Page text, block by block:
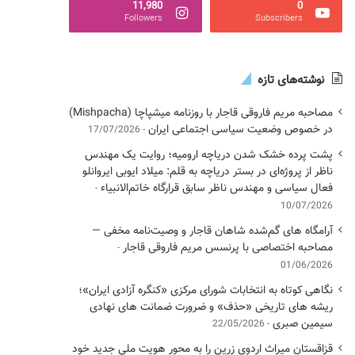
0
Subscribers
11,980
Followers
نوشته‌های تازه
مصاحبه مریم فاروقی قاجار با روزنامه میشپاچا (Mishpacha)
در خصوص وضعیت سیاسی اجتماعی ایران 17/07/2026
پشت پرده خشک شدن دریاچه ارومیه؛ روایت یک مهندس
ناظر از پروژه‌ای در بستر دریاچه به قلم: میلاد ایوبی ایروانلو
فعال سیاسی و مهندس ناظر سابق قرارگاه خاتم‌الانبیاء
10/07/2026
آرامگاه های گم‌شده شاهان قاجار و وصیت‌نامه مخفی —
مصاحبه اختصاصی با پرنسس مریم فاروقی قاجار
01/06/2026
نگاهی کوتاه به انتخابات شورای مرکزی «کنگره آزادی ایران»؛
ریشه های تاریخی «حذف» و ضرورت ضمانت های نهادی
سیمین صبری 22/05/2026
قزاقستان میراث اردوی زرین را به محور هویت ملی جدید خود